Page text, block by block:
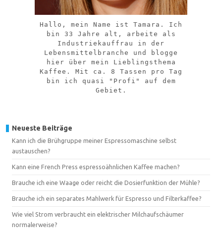
Hallo, mein Name ist Tamara. Ich
bin 33 Jahre alt, arbeite als
Industriekauffrau in der
Lebensmittelbranche und blogge
hier über mein Lieblingsthema
Kaffee. Mit ca. 8 Tassen pro Tag
bin ich quasi "Profi" auf dem
Gebiet.
Neueste Beiträge
Kann ich die Brühgruppe meiner Espressomaschine selbst
austauschen?
Kann eine French Press espressoähnlichen Kaffee machen?
Brauche ich eine Waage oder reicht die Dosierfunktion der Mühle?
Brauche ich ein separates Mahlwerk für Espresso und Filterkaffee?
Wie viel Strom verbraucht ein elektrischer Milchaufschäumer
normalerweise?